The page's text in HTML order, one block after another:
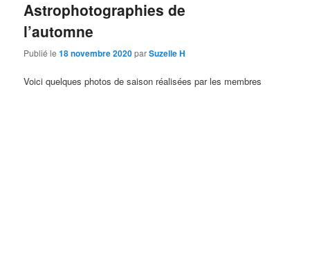
Astrophotographies de
l’automne
Publié le18 novembre 2020parSuzelle H
Voici quelques photos de saison réalisées par les membres